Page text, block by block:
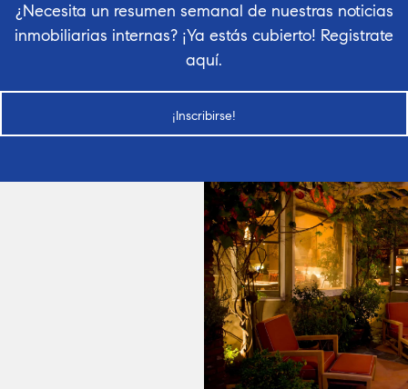
¿Necesita un resumen semanal de nuestras noticias
inmobiliarias internas? ¡Ya estás cubierto! Registrate
aquí.
¡Inscribirse!